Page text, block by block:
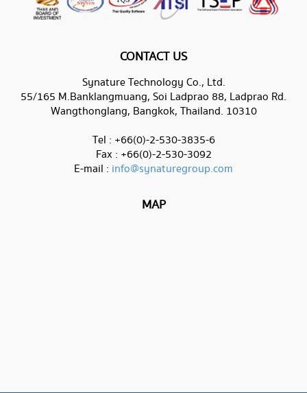
CONTACT US
Synature Technology Co., Ltd.
55/165 M.Banklangmuang, Soi Ladprao 88, Ladprao Rd.
Wangthonglang, Bangkok, Thailand. 10310
Tel : +66(0)-2-530-3835-6
Fax : +66(0)-2-530-3092
E-mail : info@synaturegroup.com
MAP